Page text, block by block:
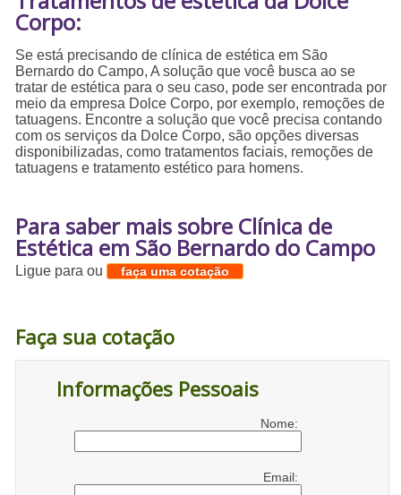
Corpo:
Se está precisando de clínica de estética em São
Bernardo do Campo, A solução que você busca ao se
tratar de estética para o seu caso, pode ser encontrada por
meio da empresa Dolce Corpo, por exemplo, remoções de
tatuagens. Encontre a solução que você precisa contando
com os serviços da Dolce Corpo, são opções diversas
disponibilizadas, como tratamentos faciais, remoções de
tatuagens e tratamento estético para homens.
Para saber mais sobre Clínica de
Estética em São Bernardo do Campo
Ligue paraou faça uma cotação
Faça sua cotação
Informações Pessoais
Nome:
Email: